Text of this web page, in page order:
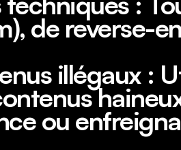
de reverse-
illégaux :
ou